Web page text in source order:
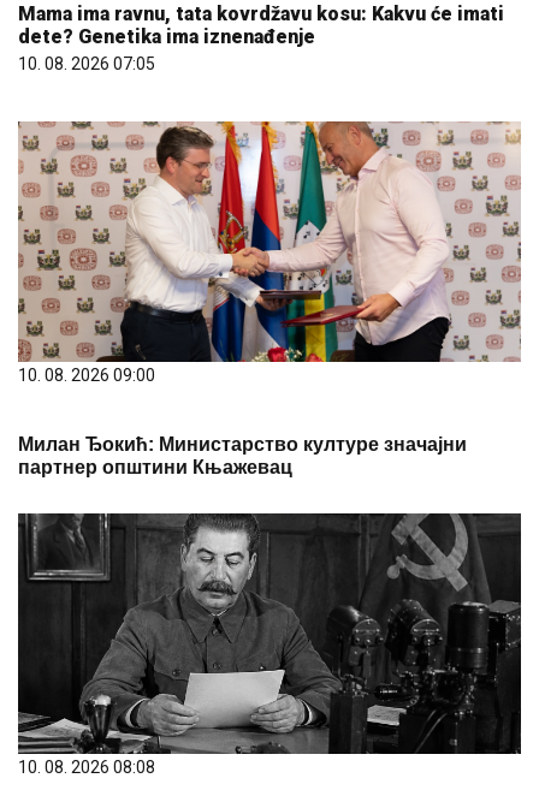
Mama ima ravnu, tata kovrdžavu kosu: Kakvu će imati
dete? Genetika ima iznenađenje
10. 08. 2026 07:05
10. 08. 2026 09:00
Милан Ђокић: Министарство културе значајни
партнер општини Књажевац
10. 08. 2026 08:08